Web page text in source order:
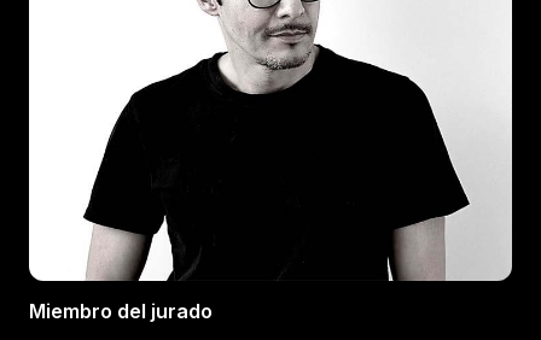
Miembro del jurado